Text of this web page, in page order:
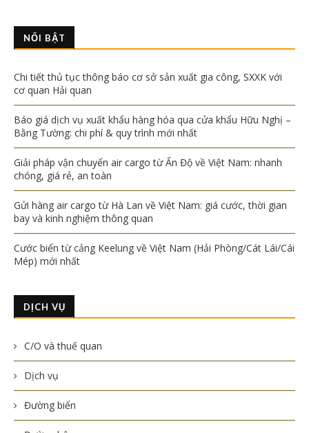
NỔI BẬT
Chi tiết thủ tục thông báo cơ sở sản xuất gia công, SXXK với
cơ quan Hải quan
Báo giá dịch vụ xuất khẩu hàng hóa qua cửa khẩu Hữu Nghị –
Bằng Tường: chi phí & quy trình mới nhất
Giải pháp vận chuyển air cargo từ Ấn Độ về Việt Nam: nhanh
chóng, giá rẻ, an toàn
Gửi hàng air cargo từ Hà Lan về Việt Nam: giá cước, thời gian
bay và kinh nghiệm thông quan
Cước biển từ cảng Keelung về Việt Nam (Hải Phòng/Cát Lái/Cái
Mép) mới nhất
DỊCH VỤ
C/O và thuế quan
Dịch vụ
Đường biển